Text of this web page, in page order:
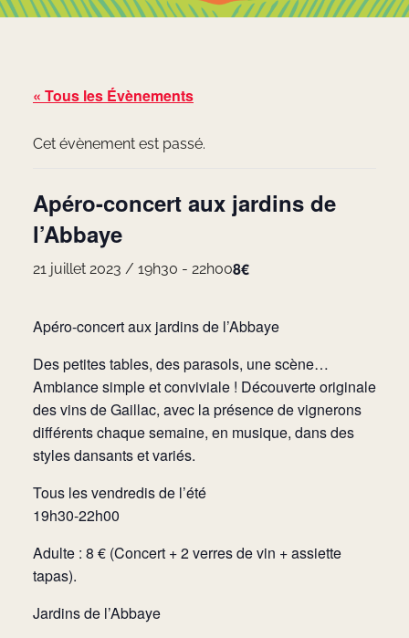
« Tous les Évènements
Cet évènement est passé.
Apéro-concert aux jardins de
l’Abbaye
21 juillet 2023 / 19h30 - 22h008€
Apéro-concert aux jardins de l’Abbaye
Des petites tables, des parasols, une scène…
Ambiance simple et conviviale ! Découverte originale
des vins de Gaillac, avec la présence de vignerons
différents chaque semaine, en musique, dans des
styles dansants et variés.
Tous les vendredis de l’été
19h30-22h00
Adulte : 8 € (Concert + 2 verres de vin + assiette
tapas).
Jardins de l’Abbaye